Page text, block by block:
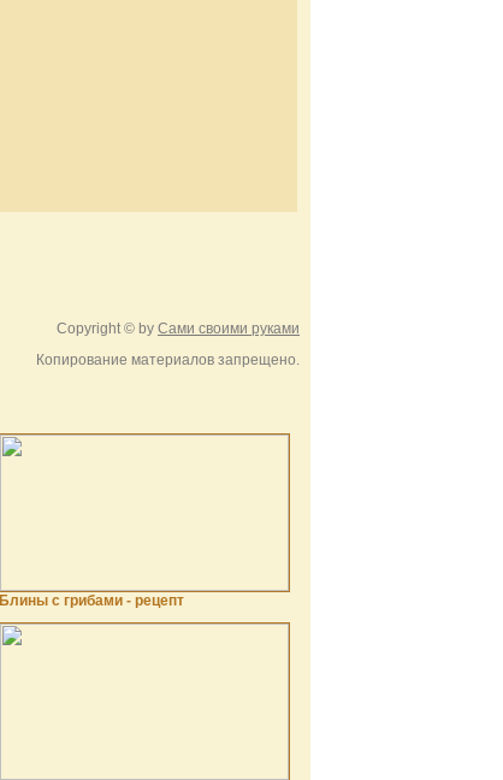
Copyright © by Сами своими руками
Копирование материалов запрещено.
Блины с грибами - рецепт